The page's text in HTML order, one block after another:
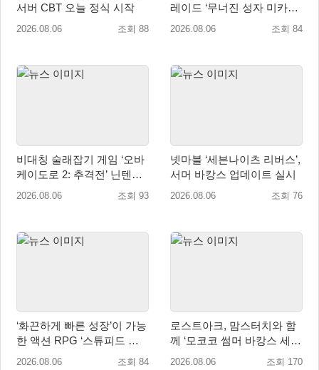
서버 CBT 오늘 정식 시작
2026.08.06 조회 88
레이드 ‘무너진 성자 미카엘
라’ 업데이트!
2026.08.06 조회 84
비대칭 술래잡기 게임 ‘오바
케이도로 2: 추격전’ 닌텐도
eShop 출시
2026.08.06 조회 93
넷마블 ‘세븐나이츠 리버스’,
서머 바캉스 업데이트 실시
2026.08.06 조회 76
‘화끈하게 빠른 성장’이 가능
한 액션 RPG ‘스튜피드 네
버 다이즈’ 패키지판 예약판
2026.08.06 조회 84
로스트아크, 맘스터치와 함
께 ‘모코코 썸머 바캉스 세
트’ 출시
2026.08.06 조회 170